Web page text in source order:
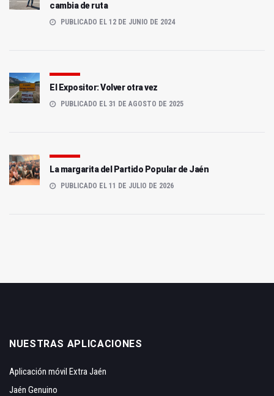
cambia de ruta
PUBLICADO EL 12 DE JUNIO DE 2024
El Expositor: Volver otra vez
PUBLICADO EL 31 DE AGOSTO DE 2025
La margarita del Partido Popular de Jaén
PUBLICADO EL 11 DE JULIO DE 2026
NUESTRAS APLICACIONES
Aplicación móvil Extra Jaén
Jaén Genuino